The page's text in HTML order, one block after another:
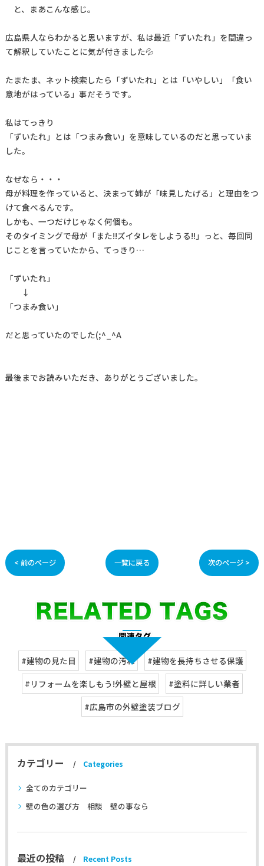
と、まあこんな感じ。
広島県人ならわかると思いますが、私は最近「ずいたれ」を間違っ
て解釈していたことに気が付きました💦
たまたま、ネット検索したら「ずいたれ」とは「いやしい」「食い
意地がはっている」事だそうです。
私はてっきり
「ずいたれ」とは「つまみ食い」を意味しているのだと思っていま
した。
なぜなら・・・
母が料理を作っていると、決まって姉が「味見したげる」と理由をつ
けて食べるんです。
しかも、一つだけじゃなく何個も。
そのタイミングで母が「また!!ズイタレをしようる!!」っと、毎回同
じことを言っていたから、てっきり…
「ずいたれ」
↓
「つまみ食い」
だと思っていたのでした(;^_^A
最後までお読みいただき、ありがとうございました。
< 前のページ 一覧に戻る 次のページ >
#建物の見た目 #建物の汚れ
#建物を長持ちさせる保護
#リフォームを楽しもう!外壁と屋根
#塗料に詳しい業者
#広島市の外壁塗装ブログ
カテゴリー Categories
全てのカテゴリー
壁の色の選び方 相談 壁の事なら
最近の投稿 Recent Posts